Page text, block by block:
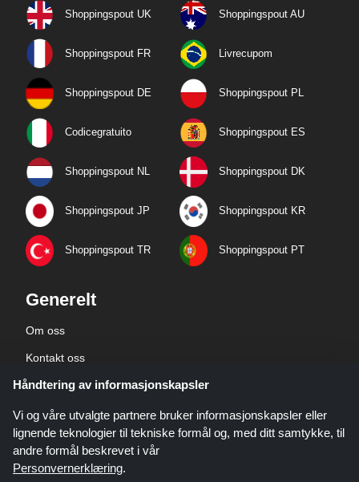
Shoppingspout UK Shoppingspout AU
Shoppingspout FR Livrecupom
Shoppingspout DE Shoppingspout PL
Codicegratuito Shoppingspout ES
Shoppingspout NL Shoppingspout DK
Shoppingspout JP Shoppingspout KR
Shoppingspout TR Shoppingspout PT
Generelt
Om oss
Kontakt oss
Bedriftsinformasjon
personvernerklæring
Håndtering av informasjonskapsler
Vi og våre utvalgte partnere bruker informasjonskapsler eller
lignende teknologier til tekniske formål og, med ditt samtykke, til
andre formål beskrevet i vår
Personvernerklæring.